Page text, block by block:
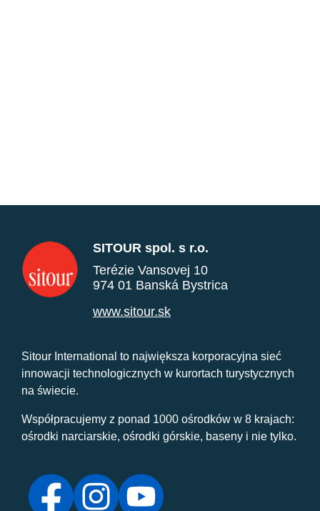
SITOUR spol. s r.o.
Terézie Vansovej 10
974 01 Banská Bystrica
www.sitour.sk
Sitour International to największa korporacyjna sieć
innowacji technologicznych w kurortach turystycznych
na świecie.
Współpracujemy z ponad 1000 ośrodków w 8 krajach:
ośrodki narciarskie, ośrodki górskie, baseny i nie tylko.